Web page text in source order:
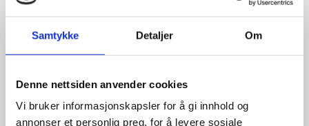
Samtykke Detaljer Om
Denne nettsiden anvender cookies
Vi bruker informasjonskapsler for å gi innhold og
annonser et personlig preg, for å levere sosiale
KBL satser digitalt – webinarer kommer